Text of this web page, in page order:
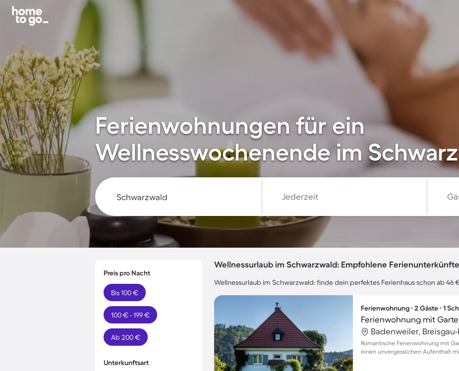
Ferienwohnungen für ein
Wellnesswochenende im
Jederzeit
Preis pro Nacht
Bis 100 €
100 € - 199 €
Ab 200 €
Unterkunftsart
Wellnessurlaub im Schwarzwald: Empfohlene Ferienunterkünfte
Wellnessurlaub im Schwarzwald: finde dein perfektes Ferienhaus schon ab 46
Ferienwohnung ∙ 2 Gäste ∙ 1
Romantische Ferienwohnung mit
einen unvergesslichen Aufenthalt